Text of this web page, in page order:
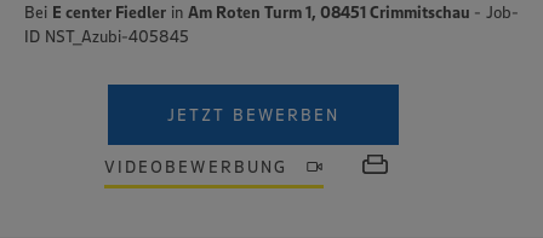
Bei E center Fiedler in Am Roten Turm 1, 08451 Crimmitschau - Job-
ID NST_Azubi-405845
JETZT BEWERBEN
VIDEOBEWERBUNG